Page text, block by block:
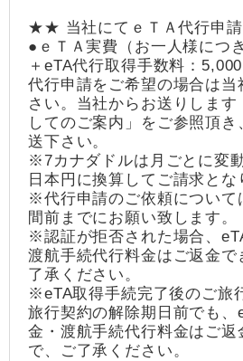
★★ 当社にてｅＴＡ代行申
●ｅＴＡ実費（お一人様につ
＋eTA代行取得手数料：5,000
代行申請をご希望の場合は当
さい。当社からお送りします
してのご案内」をご参照頂き
送下さい。
※7カナダドルは月ごとに変
日本円に換算してご請求とな
※代行申請のご依頼について
間前までにお願い致します。
※認証が拒否された場合、
渡航手続代行料金はご返金で
了承ください。
※eTA取得手続完了後のご旅
旅行契約の解除期日前でも、
金・渡航手続代行料金はご返
で、ご了承ください。